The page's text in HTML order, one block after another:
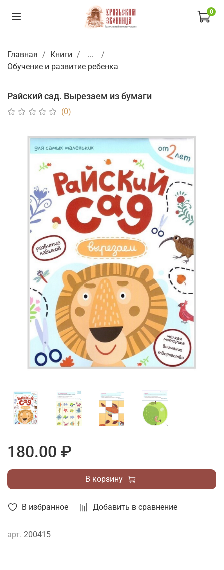
0
Главная Книги
...
Обучение и развитие ребенка
Райский сад. Вырезаем из бумаги
(0)
В избранное Добавить в сравнение
арт. 200415
180.00 ₽
В корзину